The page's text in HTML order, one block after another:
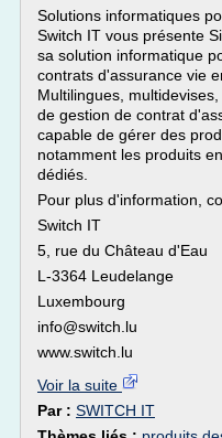
Solutions informatiques
Switch IT vous présente
sa solution informatique
contrats d'assurance vie
Multilingues,
de gestion de contrat
capable de gérer des
notamment les produits
dédiés.
Pour plus d'information,
Switch IT
5, rue du Château d'Eau
L-3364 Leudelange
Luxembourg
info@switch.lu
www.switch.lu
Voir la suite
Par : SWITCH IT